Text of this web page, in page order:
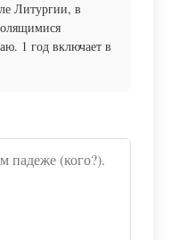
Литургии, в
1 год включает в